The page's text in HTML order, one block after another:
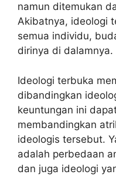
namun ditemukan
Akibatnya, ideologi
semua individu,
dirinya di dalamnya.
Ideologi terbuka
dibandingkan
keuntungan ini
membandingkan
ideologis tersebut.
adalah perbedaan
dan juga ideologi